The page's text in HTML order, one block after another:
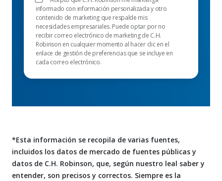
informado con información personalizada y otro
contenido de marketing que respalde mis
necesidades empresariales. Puede optar por no
recibir correo electrónico de marketing de C.H.
Robinson en cualquier momento al hacer clic en el
enlace de gestión de preferencias que se incluye en
cada correo electrónico.
*Esta información se recopila de varias fuentes,
incluidos los datos de mercado de fuentes públicas y
datos de C.H. Robinson, que, según nuestro leal saber y
entender, son precisos y correctos. Siempre es la